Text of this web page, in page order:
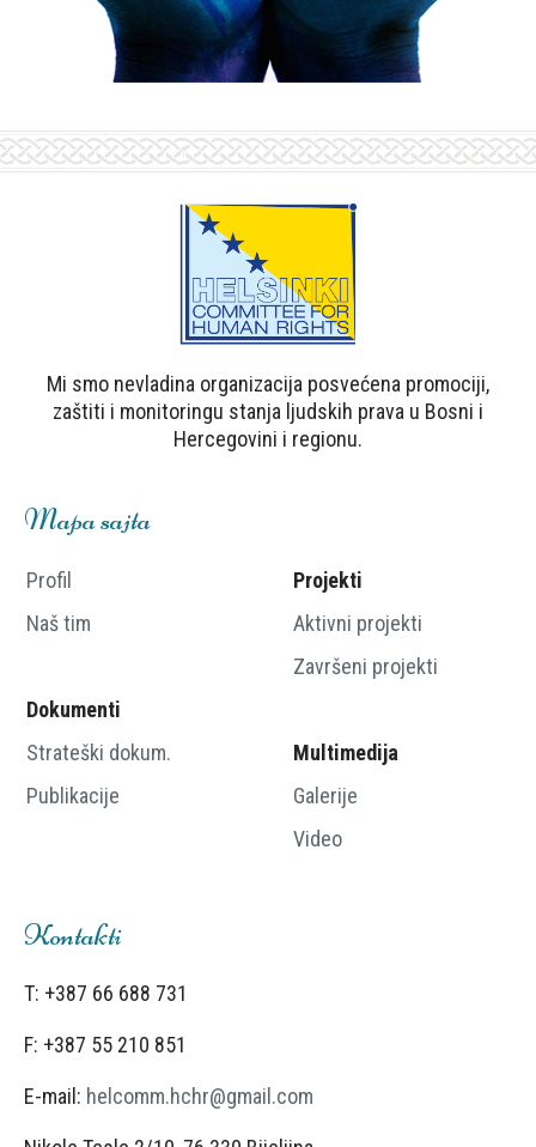
Mi smo nevladina organizacija posvećena promociji,
zaštiti i monitoringu stanja ljudskih prava u Bosni i
Hercegovini i regionu.
Mapa sajta
Profil
Projekti
Naš tim
Aktivni projekti
Završeni projekti
Dokumenti
Strateški dokum.
Multimedija
Publikacije
Galerije
Video
Kontakti
T: +387 66 688 731
F: +387 55 210 851
E-mail: helcomm.hchr@gmail.com